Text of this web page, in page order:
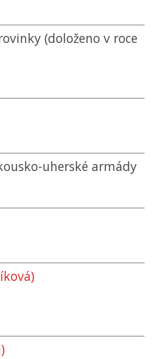
(doloženo v roce
uherské armády